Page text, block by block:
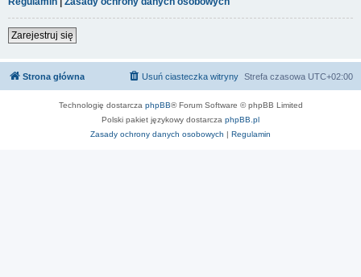
Zarejestruj się
Strona główna Strefa czasowa UTC+02:00
Usuń ciasteczka witryny
Technologię dostarcza phpBB® Forum Software © phpBB Limited
Polski pakiet językowy dostarcza phpBB.pl
Zasady ochrony danych osobowych | Regulamin